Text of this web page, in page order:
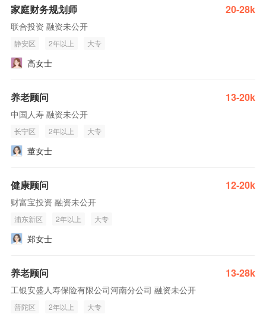
家庭财务规划师 20-28k
联合投资 融资未公开
静安区 2年以上 大专
高女士
养老顾问 13-20k
中国人寿 融资未公开
长宁区 2年以上 大专
董女士
健康顾问 12-20k
财富宝投资 融资未公开
浦东新区 2年以上 大专
郑女士
养老顾问 13-28k
工银安盛人寿保险有限公司河南分公司 融资未公开
普陀区 2年以上 大专